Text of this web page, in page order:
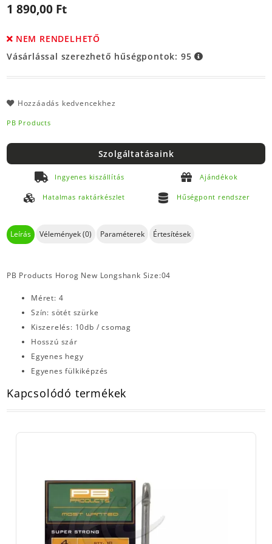
1 890,00 Ft
NEM RENDELHETŐ
Vásárlással szerezhető hűségpontok: 95
Hozzáadás kedvencekhez
PB Products
Szolgáltatásaink
Ingyenes kiszállítás Ajándékok
Hatalmas raktárkészlet Hűségpont rendszer
Leírás Vélemények (0) Paraméterek Értesítések
PB Products Horog New Longshank Size:04
Méret: 4
Szín: sötét szürke
Kiszerelés: 10db / csomag
Hosszú szár
Egyenes hegy
Egyenes fülkiképzés
Kapcsolódó termékek